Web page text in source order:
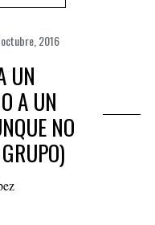
C
H
2016
UN
A UN
NO